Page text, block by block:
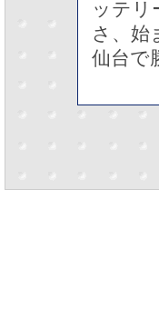
ッテリ
さ、始
仙台で